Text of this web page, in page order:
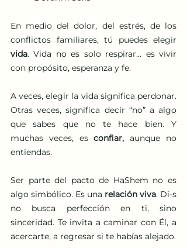
En medio del dolor, del estrés, de los
vida. Vida no es solo respirar… es vivir
con propósito, esperanza y fe.
A veces, elegir la vida significa perdonar.
Otras veces, significa decir “no” a algo
que sabes que no te hace bien. Y
muchas veces, es confiar, aunque no
entiendas.
Ser parte del pacto de HaShem no es
algo simbólico. Es una relación viva. Di-s
no busca perfección en ti, sino
sinceridad. Te invita a caminar con Él, a
acercarte, a regresar si te habías alejado.